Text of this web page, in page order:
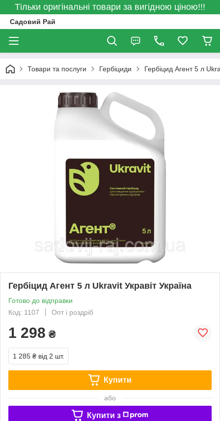
Тільки оригінальні товари за вигідною ціною!!!
Садовий Рай
Товари та послуги Гербіциди Гербіцид Агент 5 л
Гербіцид Агент 5 л Ukravit Укравіт Україна
Готово до відправки
Код: 1107
Опт і роздріб
1 298 ₴
1 285 ₴ від 2 шт.
Купити
або
Купити з